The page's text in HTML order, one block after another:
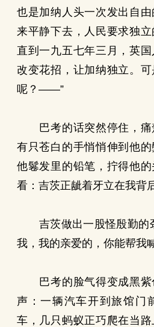
也是加纳人头一次发出自
来平静下去，人民要求独立
直到一九五七年三月，英
改变花招，让加纳独立。
呢？——”
巴考的话突然停住，痛
有只苍白的手悄悄伸到他
他鬈发里的铅笔，拧得他
看：吉茨正龇着牙立在我背
吉茨做出一股怪殷勤的
我，我的亲爱的，你能帮我
巴考的脸气得变成黑紫
声：一辆汽车开到旅馆门
车，几只蚂蚁正巧爬在当